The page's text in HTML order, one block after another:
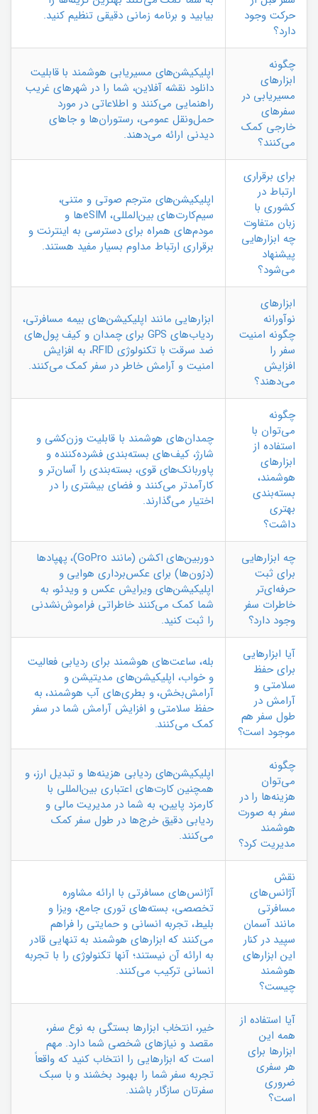
حرکت وجود
دارد؟
بیابید و برنامه زمانی دقیقی تنظیم کنید.
چگونه
ابزارهای
مسیریابی در
سفرهای
خارجی کمک
می‌کنند؟
اپلیکیشن‌های مسیریابی هوشمند با قابلیت
دانلود نقشه آفلاین، شما را در شهرهای غریب
راهنمایی می‌کنند و اطلاعاتی در مورد
حمل‌ونقل عمومی، رستوران‌ها و جاهای
دیدنی ارائه می‌دهند.
برای برقراری
ارتباط در
کشوری با
زبان متفاوت
چه ابزارهایی
پیشنهاد
می‌شود؟
اپلیکیشن‌های مترجم صوتی و متنی،
سیم‌کارت‌های بین‌المللی، eSIMها و
مودم‌های همراه برای دسترسی به اینترنت و
برقراری ارتباط مداوم بسیار مفید هستند.
ابزارهای
نوآورانه
چگونه امنیت
سفر را
افزایش
می‌دهند؟
ابزارهایی مانند اپلیکیشن‌های بیمه مسافرتی،
ردیاب‌های GPS برای چمدان و کیف پول‌های
ضد سرقت با تکنولوژی RFID، به افزایش
امنیت و آرامش خاطر در سفر کمک می‌کنند.
چگونه
می‌توان با
استفاده از
ابزارهای
هوشمند،
بسته‌بندی
بهتری
داشت؟
چمدان‌های هوشمند با قابلیت وزن‌کشی و
شارژ، کیف‌های بسته‌بندی فشرده‌کننده و
پاوربانک‌های قوی، بسته‌بندی را آسان‌تر و
کارآمدتر می‌کنند و فضای بیشتری را در
اختیار می‌گذارند.
چه ابزارهایی
برای ثبت
حرفه‌ای‌تر
خاطرات سفر
وجود دارد؟
دوربین‌های اکشن (مانند GoPro)، پهپادها
(درُون‌ها) برای عکس‌برداری هوایی و
اپلیکیشن‌های ویرایش عکس و ویدئو، به
شما کمک می‌کنند خاطراتی فراموش‌نشدنی
را ثبت کنید.
آیا ابزارهایی
برای حفظ
سلامتی و
آرامش در
طول سفر هم
موجود است؟
بله، ساعت‌های هوشمند برای ردیابی فعالیت
و خواب، اپلیکیشن‌های مدیتیشن و
آرامش‌بخش، و بطری‌های آب هوشمند، به
حفظ سلامتی و افزایش آرامش شما در سفر
کمک می‌کنند.
چگونه
می‌توان
هزینه‌ها را در
سفر به صورت
هوشمند
مدیریت کرد؟
اپلیکیشن‌های ردیابی هزینه‌ها و تبدیل ارز، و
همچنین کارت‌های اعتباری بین‌المللی با
کارمزد پایین، به شما در مدیریت مالی و
ردیابی دقیق خرج‌ها در طول سفر کمک
می‌کنند.
نقش
آژانس‌های
مسافرتی
مانند آسمان
سپید در کنار
این ابزارهای
هوشمند
چیست؟
آژانس‌های مسافرتی با ارائه مشاوره
تخصصی، بسته‌های توری جامع، ویزا و
بلیط، تجربه انسانی و حمایتی را فراهم
می‌کنند که ابزارهای هوشمند به تنهایی قادر
به ارائه آن نیستند؛ آنها تکنولوژی را با تجربه
انسانی ترکیب می‌کنند.
آیا استفاده از
همه این
ابزارها برای
هر سفری
ضروری
است؟
خیر، انتخاب ابزارها بستگی به نوع سفر،
مقصد و نیازهای شخصی شما دارد. مهم
است که ابزارهایی را انتخاب کنید که واقعاً
تجربه سفر شما را بهبود بخشند و با سبک
سفرتان سازگار باشند.